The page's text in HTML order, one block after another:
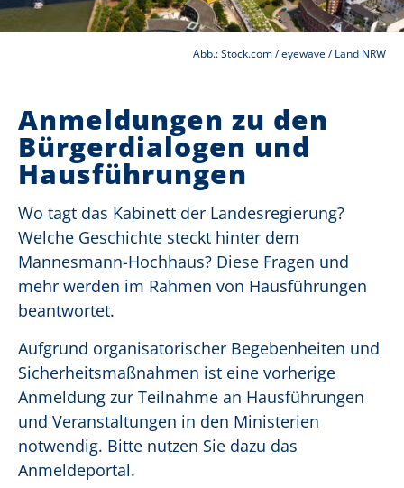
Abb.: Stock.com / eyewave / Land NRW
Anmeldungen zu den
Bürgerdialogen und
Hausführungen
Wo tagt das Kabinett der Landesregierung?
Welche Geschichte steckt hinter dem
Mannesmann-Hochhaus? Diese Fragen und
mehr werden im Rahmen von Hausführungen
beantwortet.
Aufgrund organisatorischer Begebenheiten und
Sicherheitsmaßnahmen ist eine vorherige
Anmeldung zur Teilnahme an Hausführungen
und Veranstaltungen in den Ministerien
notwendig. Bitte nutzen Sie dazu das
Anmeldeportal.